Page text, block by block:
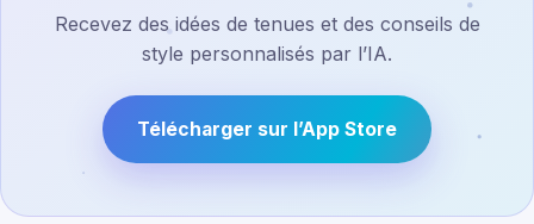
Recevez des idées de tenues et des conseils de
style personnalisés par l’IA.
Télécharger sur l’App Store